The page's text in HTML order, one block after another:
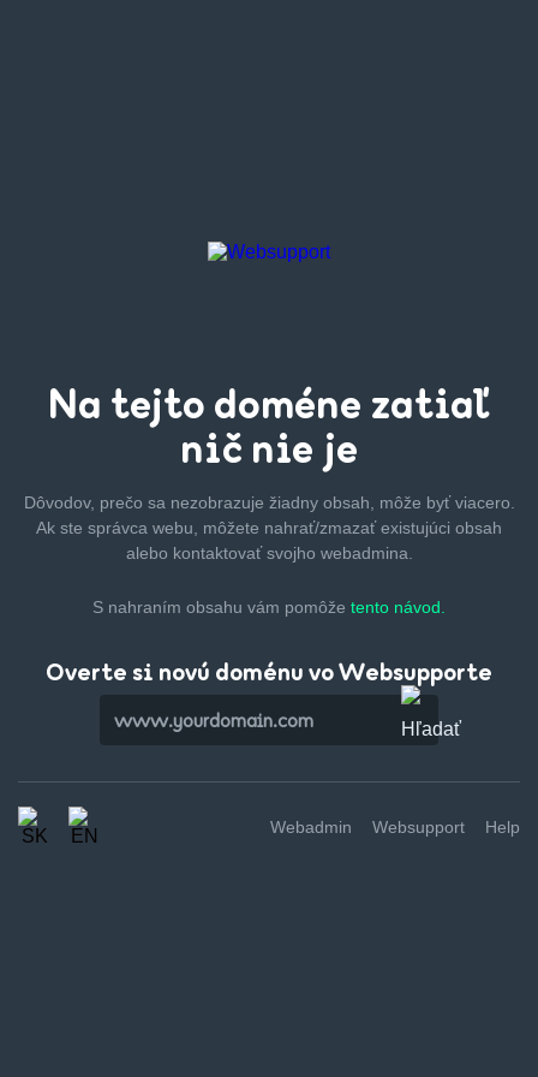
Na tejto doméne zatiaľ
nič nie je
Dôvodov, prečo sa nezobrazuje žiadny obsah, môže byťviacero.
Ak ste správca webu, môžete nahrať/zmazaťexistujúci obsah
alebo kontaktovať svojho webadmina.
S nahraním obsahu vám pomôže tento návod.
Overte si novú doménu vo Websupporte
Webadmin Websupport Help